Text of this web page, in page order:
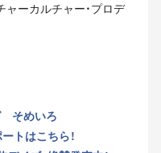
ャーカルチャー・プロデ
そめいろ
トはこちら！